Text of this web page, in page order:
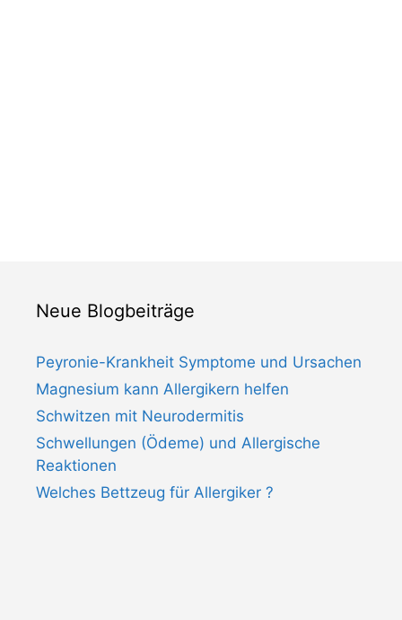
Neue Blogbeiträge
Peyronie-Krankheit Symptome und Ursachen
Magnesium kann Allergikern helfen
Schwitzen mit Neurodermitis
Schwellungen (Ödeme) und Allergische
Reaktionen
Welches Bettzeug für Allergiker ?